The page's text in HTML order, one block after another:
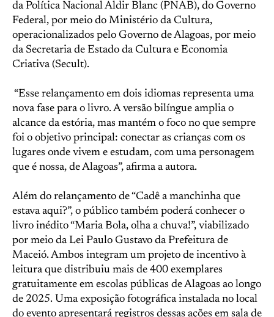
da Política Nacional Aldir Blanc (PNAB), do Governo
Federal, por meio do Ministério da Cultura,
operacionalizados pelo Governo de Alagoas, por meio
da Secretaria de Estado da Cultura e Economia
Criativa (Secult).
“Esse relançamento em dois idiomas representa uma
nova fase para o livro. A versão bilíngue amplia o
alcance da estória, mas mantém o foco no que sempre
foi o objetivo principal: conectar as crianças com os
lugares onde vivem e estudam, com uma personagem
que é nossa, de Alagoas”, afirma a autora.
Além do relançamento de “Cadê a manchinha que
estava aqui?”, o público também poderá conhecer o
livro inédito “Maria Bola, olha a chuva!”, viabilizado
por meio da Lei Paulo Gustavo da Prefeitura de
Maceió. Ambos integram um projeto de incentivo à
leitura que distribuiu mais de 400 exemplares
gratuitamente em escolas públicas de Alagoas ao longo
de 2025. Uma exposição fotográfica instalada no local
do evento apresentará registros dessas ações em sala de